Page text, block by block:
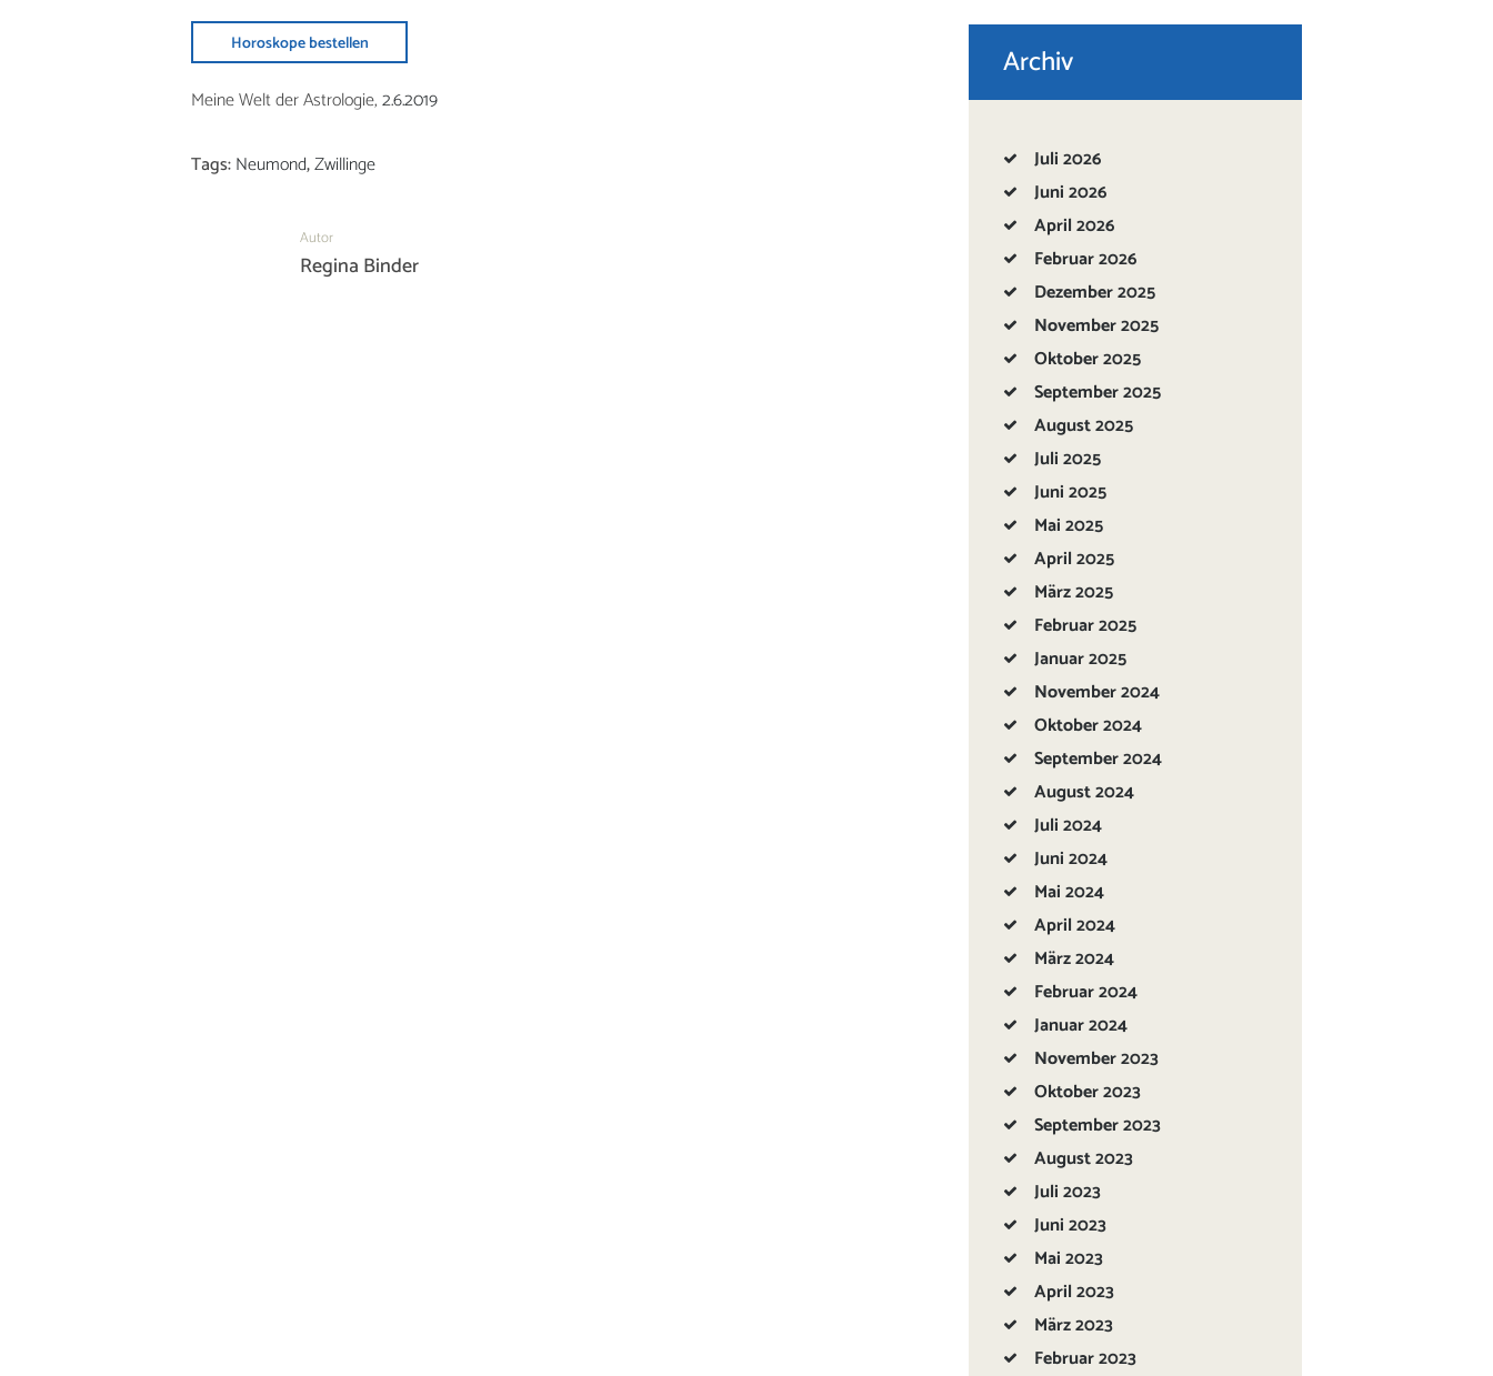
Horoskope bestellen
Meine Welt der Astrologie,2.6.2019
Tags:Neumond,Zwillinge
Autor
Regina Binder
Archiv
Juli2026
Juni2026
April2026
Februar2026
Dezember2025
November2025
Oktober2025
September2025
August2025
Juli2025
Juni2025
Mai2025
April2025
März2025
Februar2025
Januar2025
November2024
Oktober2024
September2024
August2024
Juli2024
Juni2024
Mai2024
April2024
März2024
Februar2024
Januar2024
November2023
Oktober2023
September2023
August2023
Juli2023
Juni2023
Mai2023
April2023
März2023
Februar2023